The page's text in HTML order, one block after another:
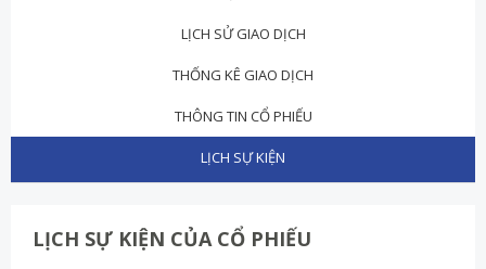
LỊCH SỬ GIAO DỊCH
THỐNG KÊ GIAO DỊCH
THÔNG TIN CỔ PHIẾU
LỊCH SỰ KIỆN
LỊCH SỰ KIỆN CỦA CỔ PHIẾU